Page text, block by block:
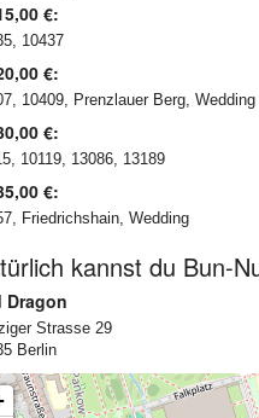
€:
10437
€:
10409, Prenzlauer Berg, Wedding
€:
10119, 13086, 13189
€:
Friedrichshain, Wedding
kannst du Bun-
Dragon
Strasse 29
Berlin